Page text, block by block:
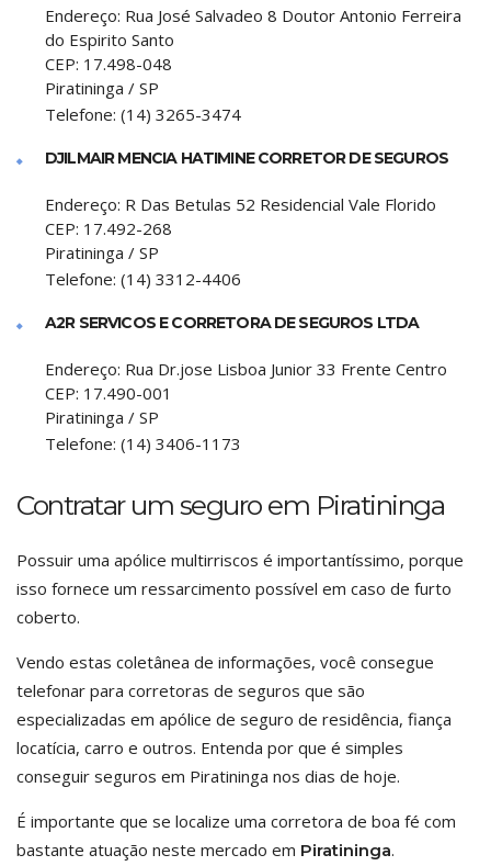
Endereço: Rua José Salvadeo 8 Doutor Antonio Ferreira
do Espirito Santo
CEP: 17.498-048
Piratininga / SP
Telefone: (14) 3265-3474
DJILMAIR MENCIA HATIMINE CORRETOR DE SEGUROS
Endereço: R Das Betulas 52 Residencial Vale Florido
CEP: 17.492-268
Piratininga / SP
Telefone: (14) 3312-4406
A2R SERVICOS E CORRETORA DE SEGUROS LTDA
Endereço: Rua Dr.jose Lisboa Junior 33 Frente Centro
CEP: 17.490-001
Piratininga / SP
Telefone: (14) 3406-1173
Contratar um seguro em Piratininga
Possuir uma apólice multirriscos é importantíssimo, porque
isso fornece um ressarcimento possível em caso de furto
coberto.
Vendo estas coletânea de informações, você consegue
telefonar para corretoras de seguros que são
especializadas em apólice de seguro de residência, fiança
locatícia, carro e outros. Entenda por que é simples
conseguir seguros em Piratininga nos dias de hoje.
É importante que se localize uma corretora de boa fé com
bastante atuação neste mercado em Piratininga.